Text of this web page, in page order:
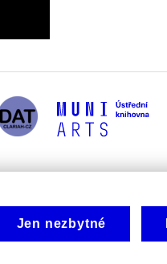
Jen nezbytné